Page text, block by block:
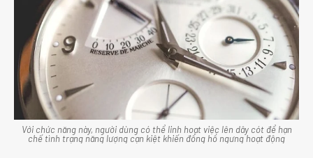
Với chức năng này, người dùng có thể linh hoạt việc lên dây cót để hạn
chế tình trạng năng lượng cạn kiệt khiến đồng hồ ngưng hoạt động